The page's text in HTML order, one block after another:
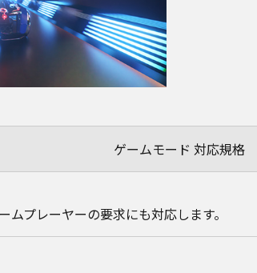
ゲームモード 対応規格
プレーヤーの要求にも対応します。